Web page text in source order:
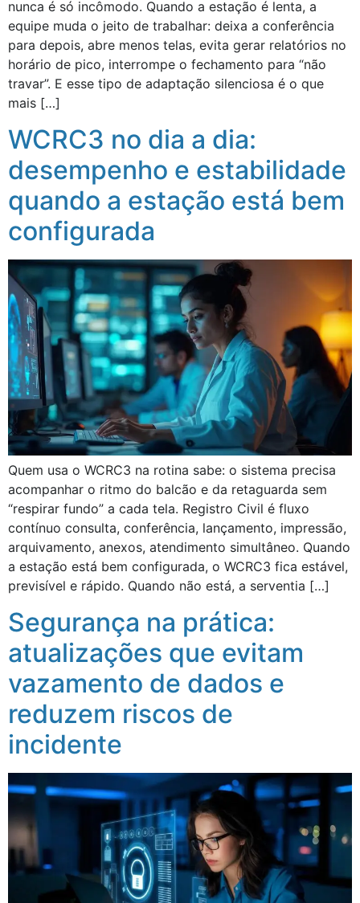
nunca é só incômodo. Quando a estação é lenta, a
equipe muda o jeito de trabalhar: deixa a conferência
para depois, abre menos telas, evita gerar relatórios no
horário de pico, interrompe o fechamento para “não
travar”. E esse tipo de adaptação silenciosa é o que
mais […]
WCRC3 no dia a dia:
desempenho e estabilidade
quando a estação está bem
configurada
Quem usa o WCRC3 na rotina sabe: o sistema precisa
acompanhar o ritmo do balcão e da retaguarda sem
“respirar fundo” a cada tela. Registro Civil é fluxo
contínuo consulta, conferência, lançamento, impressão,
arquivamento, anexos, atendimento simultâneo. Quando
a estação está bem configurada, o WCRC3 fica estável,
previsível e rápido. Quando não está, a serventia […]
Segurança na prática:
atualizações que evitam
vazamento de dados e
reduzem riscos de
incidente